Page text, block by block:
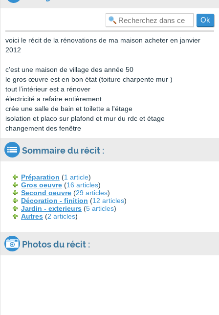
voici le récit de la rénovations de ma maison acheter en janvier
2012
c'est une maison de village des année 50
le gros œuvre est en bon état (toiture charpente mur )
tout l’intérieur est a rénover
électricité a refaire entièrement
crée une salle de bain et toilette a l'étage
isolation et placo sur plafond et mur du rdc et étage
changement des fenêtre
Sommaire du récit :
Préparation (1 article)
Gros oeuvre (16 articles)
Second oeuvre (29 articles)
Décoration - finition (12 articles)
Jardin - exterieurs (5 articles)
Autres (2 articles)
Photos du récit :